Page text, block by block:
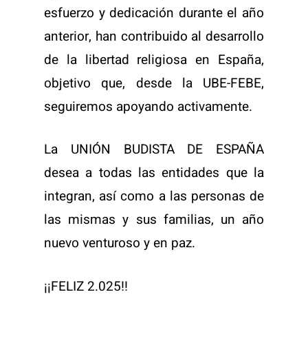
esfuerzo y dedicación durante el año
anterior, han contribuido al desarrollo
de la libertad religiosa en España,
objetivo que, desde la UBE-FEBE,
seguiremos apoyando activamente.
La UNIÓN BUDISTA DE ESPAÑA
desea a todas las entidades que la
integran, así como a las personas de
las mismas y sus familias, un año
nuevo venturoso y en paz.
¡¡FELIZ 2.025!!